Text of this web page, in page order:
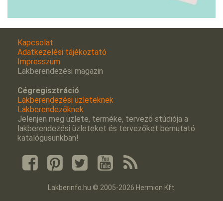
Kapcsolat
Adatkezelési tájékoztató
Impresszum
Lakberendezési magazin
Cégregisztráció
Lakberendezési üzleteknek
Lakberendezőknek
Jelenjen meg üzlete, terméke, tervezõ stúdiója a
lakberendezési üzleteket és tervezőket bemutató
katalógusunkban!
Lakberinfo.hu © 2005-2026 Hermion Kft.